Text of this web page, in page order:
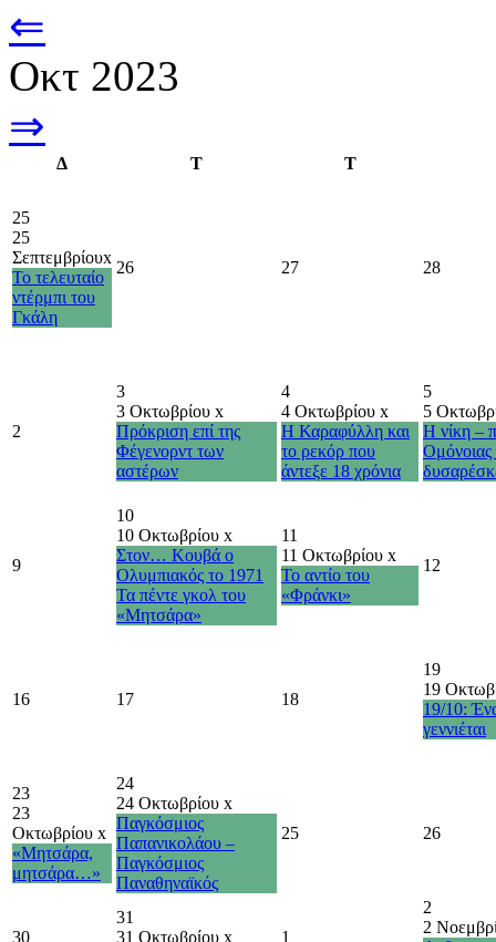
⇐
Οκτ 2023
⇒
Δ Τ Τ
25
25
Σεπτεμβρίουx
Το τελευταίο
ντέρμπι του
Γκάλη
26 27 28
2
3
3 Οκτωβρίου x
Πρόκριση επί της
Φέγενορντ των
αστέρων
4
4 Οκτωβρίου x
Η Καραφύλλη και
το ρεκόρ που
άντεξε 18 χρόνια
5
5
Η νίκη –
Ομόνοιας
9
10
10 Οκτωβρίου x
Στον… Κουβά ο
Ολυμπιακός το 1971
Τα πέντε γκολ του
«Μητσάρα»
11
11 Οκτωβρίου x
Το αντίο του
«Φράνκι»
12
16 17 18
19
19
19/10:
γεννιέται
23
23
Οκτωβρίου x
«Μητσάρα,
μητσάρα…»
24
24 Οκτωβρίου x
Παγκόσμιος
Παπανικολάου –
Παγκόσμιος
Παναθηναϊκός
25 26
30
31
31 Οκτωβρίου x
1
2
2